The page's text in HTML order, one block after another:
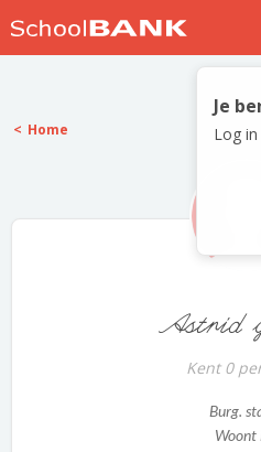
Log
Meld je
Je
Log
Home
Astrid
Kent 0
Burg.
Woont